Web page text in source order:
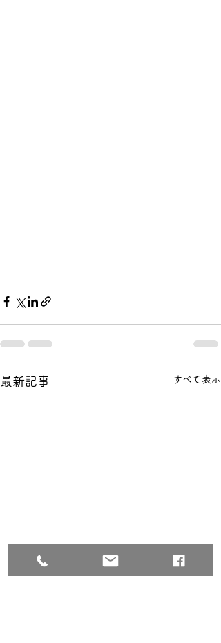
最新記事 すべて表示